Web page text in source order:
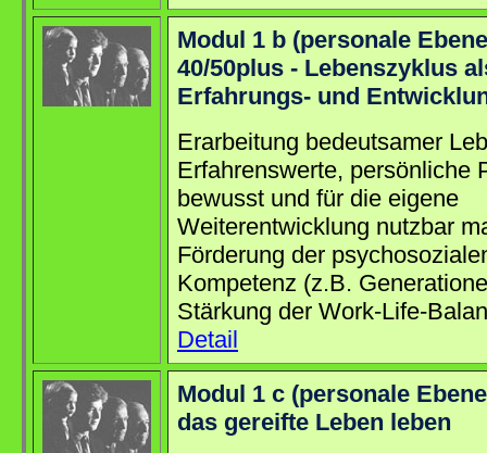
Modul 1 b (personale
40/50plus - Lebenszyklus
Erfahrungs- und
Erarbeitung bedeutsamer
Erfahrenswerte, persönliche
bewusst und für die eigene
Weiterentwicklung nutzbar
Förderung der
Kompetenz (z.B.
Stärkung der Work-Life-
Detail
Modul 1 c (personale
das gereifte Leben leben